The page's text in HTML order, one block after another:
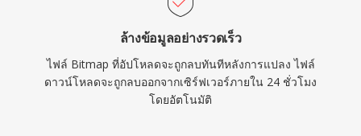
ล้างข้อมูลอย่างรวดเร็ว
ไฟล์ Bitmap ที่อัปโหลดจะถูกลบทันทีหลังการแปลง ไฟล์
ดาวน์โหลดจะถูกลบออกจากเซิร์ฟเวอร์ภายใน 24 ชั่วโมง
โดยอัตโนมัติ